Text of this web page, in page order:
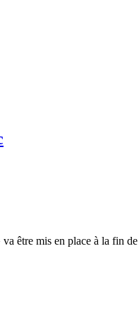
être mis en place à la fin